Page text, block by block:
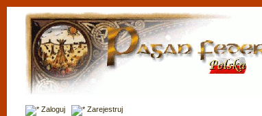
Zaloguj Zarejestruj